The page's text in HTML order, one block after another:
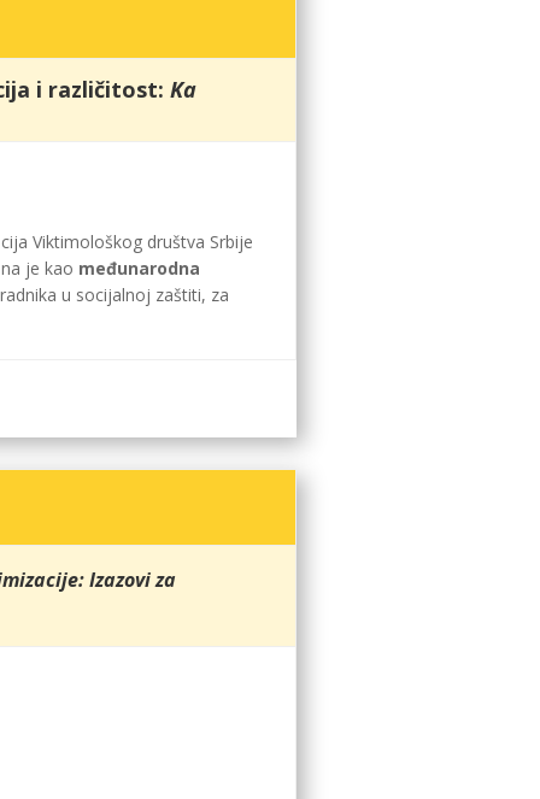
i različitost: Ka
Viktimološkog društva Srbije
je kao međunarodna
u socijalnoj zaštiti, za
Izazovi za